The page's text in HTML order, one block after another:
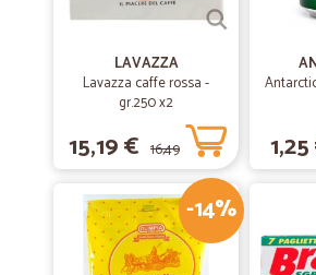
LAVAZZA
Lavazza caffe rossa -
gr.250 x2
15,19 € 16,49
€ -14%